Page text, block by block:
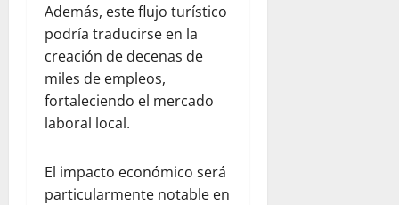
Además, este flujo turístico
podría traducirse en la
creación de decenas de
miles de empleos,
fortaleciendo el mercado
laboral local.
El impacto económico será
particularmente notable en